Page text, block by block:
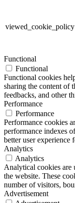
viewed_cookie_policy
Functional
Functional
Functional cookies
sharing the content of
feedbacks, and other
Performance
Performance
Performance cookies
performance indexes
better user experience
Analytics
Analytics
Analytical cookies are
the website. These
number of visitors,
Advertisement